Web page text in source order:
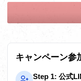
キャンペーン参
Step 1: 公式